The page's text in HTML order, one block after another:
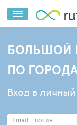
БОЛЬШОЙ
ПО
Вход в личный
Email - логин